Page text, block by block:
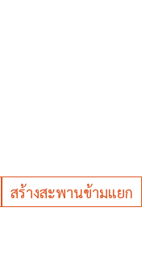
สร้างสะพานข้ามแยก